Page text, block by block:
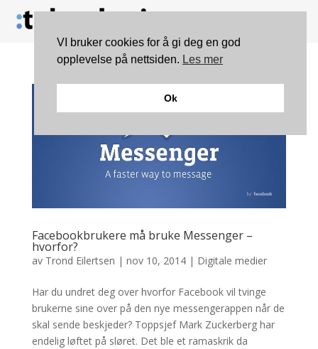
Facebookbrukere må bruke Messenger –
hvorfor?
av Trond Eilertsen | nov 10, 2014| Digitale medier
Har du undret deg over hvorfor Facebook vil tvinge
brukerne sine over på den nye messengerappen når de
skal sende beskjeder? Toppsjef Mark Zuckerberg har
endelig løftet på sløret. Det ble et ramaskrik da
VI bruker cookies for å gi deg en god
opplevelse på nettsiden. Les mer
Ok